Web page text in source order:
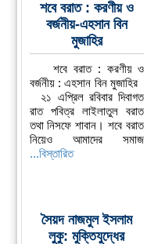
শবে বরাত : করণীয় ও
বর্জনীয়-এহসান বিন
মুজাহির
শবে বরাত : করণীয় ও
বর্জনীয় : এহসান বিন মুজাহির
২১ এপ্রিল রবিবার দিবাগত
রাত পবিত্র লাইলাতুল বরাত
তথা নিসফে শাবান। শবে বরাত
নিয়েও আমাদের সমাজ
...বিস্তারিত
সৈয়দ নাজমুল ইসলাম
লুকু: মুক্তিযুদ্ধের